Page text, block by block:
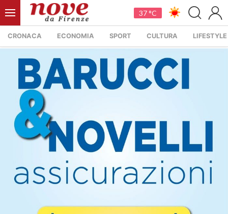
37 °C
CRONACA ECONOMIA SPORT CULTURA LIFESTYLE